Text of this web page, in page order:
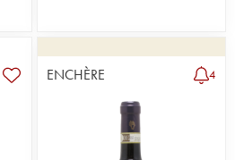
ENCHÈRE 4